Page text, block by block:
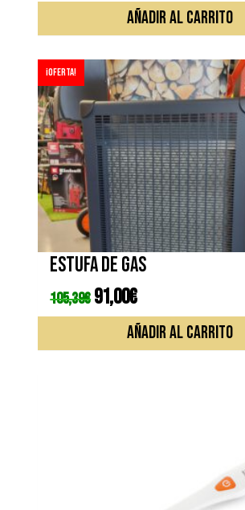
AÑADIR AL CARRITO
¡Oferta!
Estufa de gas
105,39€ El
precio
original
91,00€El
precio
actual
es:
91,00€.
AÑADIR AL CARRITO